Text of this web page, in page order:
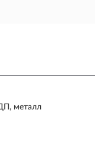
металл